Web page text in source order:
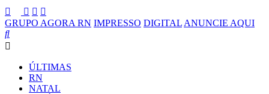
GRUPO AGORA RN IMPRESSO DIGITAL ANUNCIE AQUI
ÚLTIMAS
RN
NATAL